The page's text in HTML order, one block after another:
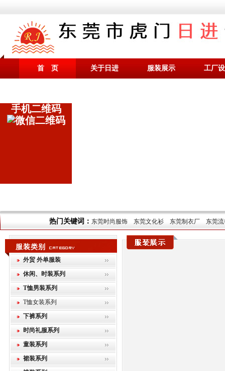
首 页 关于日进 服装展示 工厂
热门关键词： 东莞时尚服饰 东莞文化衫 东莞制衣厂 东莞
服装类别
外贸 外单服装
休闲、时装系列
T恤男装系列
T恤女装系列
下裤系列
时尚礼服系列
童装系列
裙装系列
手机二维码